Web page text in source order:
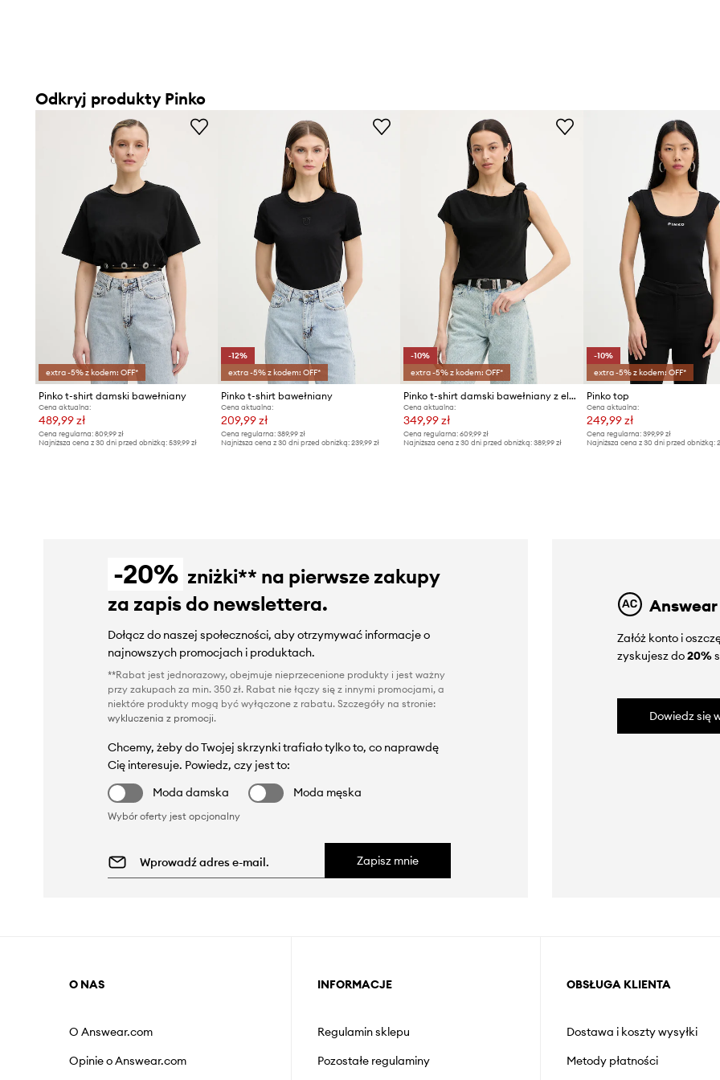
Odkryj produkty Pinko
extra -5% z kodem: OFF*
Pinko t-shirt damski bawełniany
Cena aktualna:
489,99 zł
Cena regularna: 809,99 zł
Najniższa cena z 30 dni przed obniżką: 539,99 zł
-12%
extra -5% z kodem: OFF*
Pinko t-shirt bawełniany
Cena aktualna:
209,99 zł
Cena regularna:389,99 zł
Najniższa cena z 30 dni przed obniżką:239,99 zł
-10%
extra -5% z kodem: OFF*
Pinko t-shirt damski bawełniany z elastanem
Cena aktualna:
349,99 zł
Cena regularna: 609,99 zł
Najniższa cena z 30 dni przed obniżką: 389,99 zł
-10%
extra -5% z kodem: OFF*
Pinko top
Cena aktualna:
249,99 zł
Cena regularna: 399,99 zł
Najniższa cena z 30 dni przed obniżką:
-20% zniżki** na pierwsze zakupy
za zapis do newslettera.
Dołącz do naszej społeczności, aby otrzymywać informacje o
najnowszych promocjach i produktach.
**Rabat jest jednorazowy, obejmuje nieprzecenione produkty i jest ważny
przy zakupach za min. 350 zł. Rabat nie łączy się z innymi promocjami, a
niektóre produkty mogą być wyłączone z rabatu. Szczegóły na stronie:
wykluczenia z promocji.
Chcemy, żeby do Twojej skrzynki trafiało tylko to, co naprawdę
Cię interesuje. Powiedz, czy jest to:
Moda damska
Moda męska
Wybór oferty jest opcjonalny
Zapisz mnie
Załóż konto i
zyskujesz do20%
Dowiedz się
O NAS
O Answear.com
Opinie o Answear.com
INFORMACJE
Regulamin sklepu
Pozostałe regulaminy
OBSŁUGA KLIENTA
Dostawa i koszty wysyłki
Metody płatności